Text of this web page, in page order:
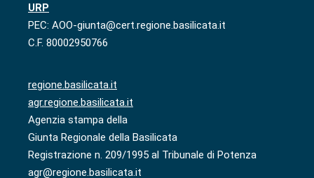
URP
PEC: AOO-giunta@cert.regione.basilicata.it
C.F. 80002950766
regione.basilicata.it
agr.regione.basilicata.it
Agenzia stampa della
Giunta Regionale della Basilicata
Registrazione n. 209/1995 al Tribunale di Potenza
agr@regione.basilicata.it